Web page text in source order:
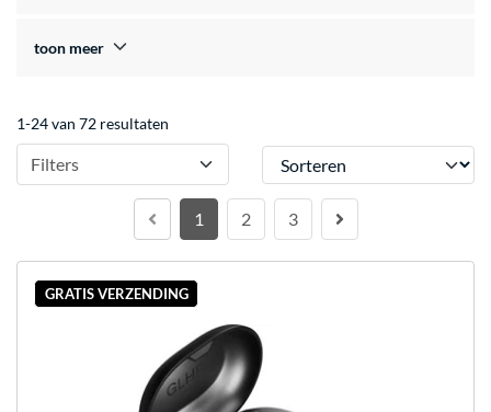
toon meer
1-24 van 72 resultaten
Filters Sorteren
1 2 3
GRATIS VERZENDING